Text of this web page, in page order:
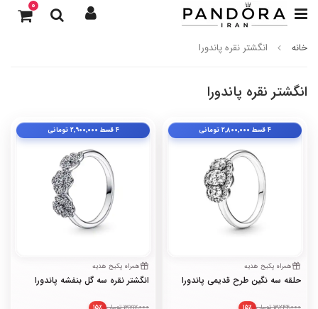
0
خانه انگشتر نقره پاندورا
انگشتر نقره پاندورا
۴ قسط ۲٬۸۰۰٬۰۰۰ تومانی
همراه پکیج هدیه
حلقه سه نگین طرح قدیمی پاندورا
۴ قسط ۲٬۹۰۰٬۰۰۰ تومانی
همراه پکیج هدیه
انگشتر نقره سه گل بنفشه پاندورا